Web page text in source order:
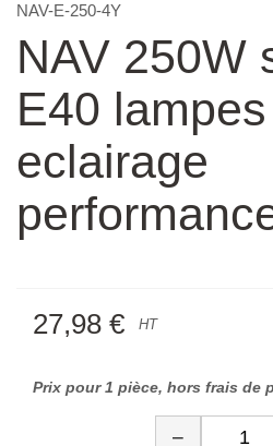
NAV-E-250-4Y
NAV 250W
E40
eclairage
27,98 € HT
Prix pour 1 pièce, hors frais de
−